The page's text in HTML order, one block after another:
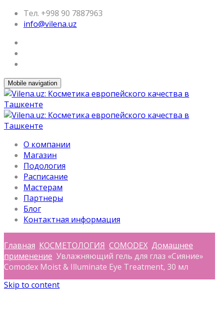
Тел. +998 90 7887963
info@vilena.uz
Mobile navigation
О компании
Магазин
Подология
Расписание
Мастерам
Партнеры
Блог
Контактная информация
Главная КОСМЕТОЛОГИЯ COMODEX Домашнее
применение Увлажняющий гель для глаз «Сияние»
Comodex Moist & Illuminate Eye Treatment, 30 мл
Skip to content